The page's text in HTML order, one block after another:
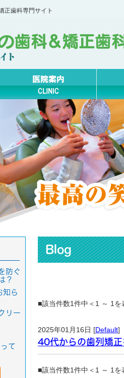
正歯科専門サイト
Blog
■該当件数1件中＜1 ～ 1を
2025年01月16日 [Default]
40代からの歯列矯
■該当件数1件中＜1 ～ 1を
防ぐ
？
知ら
リー
て